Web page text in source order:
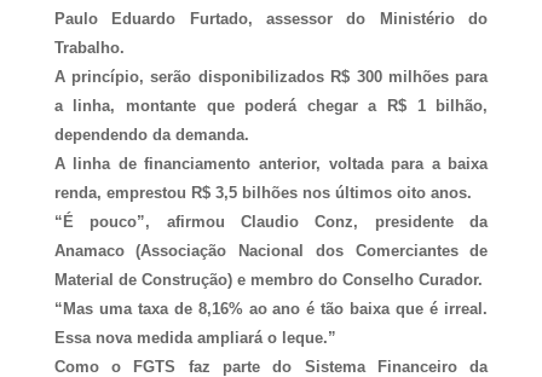
Paulo Eduardo Furtado, assessor do Ministério do
Trabalho.
A princípio, serão disponibilizados R$ 300 milhões para
a linha, montante que poderá chegar a R$ 1 bilhão,
dependendo da demanda.
A linha de financiamento anterior, voltada para a baixa
renda, emprestou R$ 3,5 bilhões nos últimos oito anos.
“É pouco”, afirmou Claudio Conz, presidente da
Anamaco (Associação Nacional dos Comerciantes de
Material de Construção) e membro do Conselho Curador.
“Mas uma taxa de 8,16% ao ano é tão baixa que é irreal.
Essa nova medida ampliará o leque.”
Como o FGTS faz parte do Sistema Financeiro da